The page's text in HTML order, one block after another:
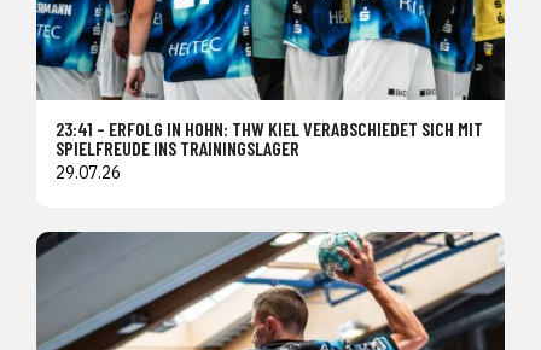
23:41 – ERFOLG IN HOHN: THW KIEL VERABSCHIEDET SICH MIT
SPIELFREUDE INS TRAININGSLAGER
29.07.26